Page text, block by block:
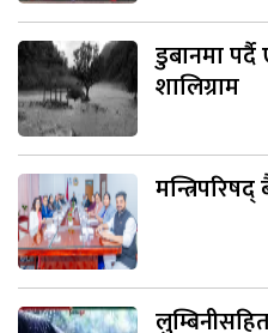
डुबानमा
शालिग्राम